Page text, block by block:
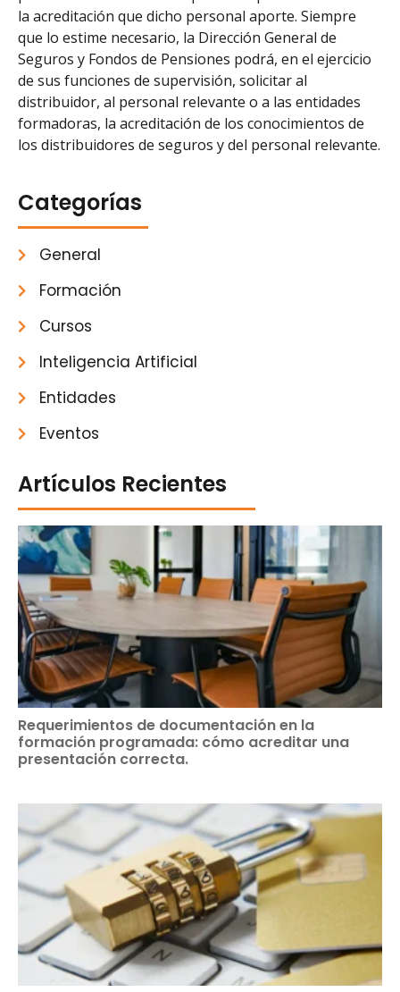
la acreditación que dicho personal aporte. Siempre
que lo estime necesario, la Dirección General de
Seguros y Fondos de Pensiones podrá, en el ejercicio
de sus funciones de supervisión, solicitar al
distribuidor, al personal relevante o a las entidades
formadoras, la acreditación de los conocimientos de
los distribuidores de seguros y del personal relevante.
Artículos Recientes
Requerimientos de documentación en la
formación programada: cómo acreditar una
presentación correcta.
Categorías
General
Formación
Cursos
Inteligencia Artificial
Entidades
Eventos